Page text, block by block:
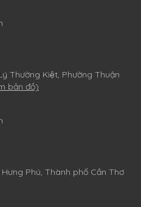
Thường Kiệt, Phường Thuận
bản đồ)
Phú, Thành phố Cần Thơ